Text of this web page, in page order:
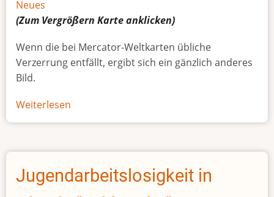
Neues
(Zum Vergrößern Karteanklicken)
Wenn die bei Mercator-Weltkarten übliche
Verzerrung entfällt, ergibt sich ein gänzlich anderes
Bild.
Weiterlesen
Afrikas
Größe
Jugendarbeitslosigkeit in